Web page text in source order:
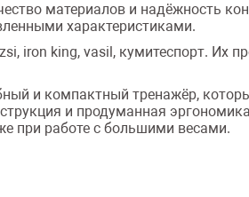
материалов и надёжность
характеристиками.
iron king, vasil, кумитеспорт. Их
и компактный тренажёр,
и продуманная
при работе с большими весами.